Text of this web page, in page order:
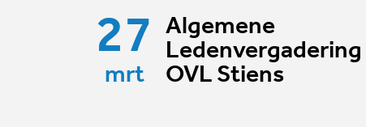
27
mrt
Algemene
Ledenvergadering
OVL Stiens